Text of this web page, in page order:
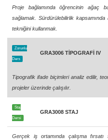
Proje bağlamında öğrencinin ağaç
sağlamak. Sürdürülebilirlik
tekniğini kullanmak.
Zorunlu
Ders
GRA3006 TİPOGRAFİ IV
Tipografik ifade biçimleri analiz edilir,
projeler üzerinde çalışılır.
Staj
Dersi
GRA3008 STAJ
Gerçek iş ortamında çalışma fırsatı